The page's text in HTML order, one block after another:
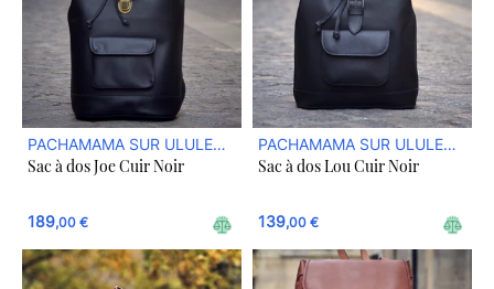
PACHAMAMA SUR ULULE
BOUTIQUE
Sac à dos Joe Cuir Noir
189,00 €
PACHAMAMA SUR ULULE
BOUTIQUE
Sac à dos Lou Cuir Noir
139,00 €